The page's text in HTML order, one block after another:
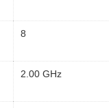
8
2.00 GHz